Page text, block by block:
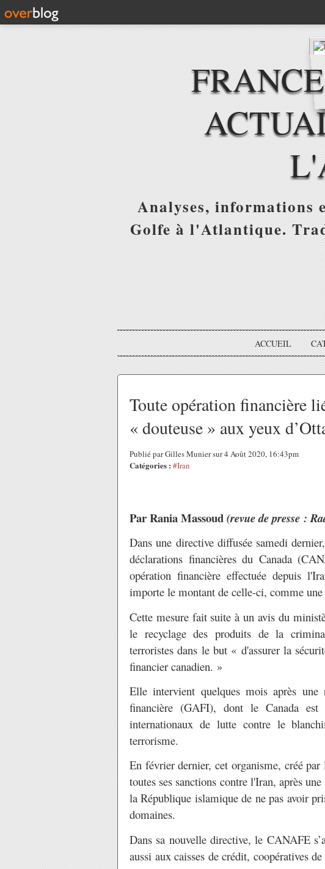
Analyses, informations
Golfe à l'Atlantique.
ACCUEIL
Toute opération financière
« douteuse » aux yeux
Publié par Gilles Munier sur 4 Août 2020, 16:43pm
Catégories : #Iran
Par Rania Massoud(revue de presse :
Dans une directive diffusée samedi
déclarations financières du Canada
opération financière effectuée depuis
importe le montant de celle-ci, comme
Cette mesure fait suite à un avis du
le recyclage des produits de la
terroristes dans le but « d'assurer la
financier canadien. »
Elle intervient quelques mois après une
financière (GAFI), dont le Canada
internationaux de lutte contre le
terrorisme.
En février dernier, cet organisme, créé
toutes ses sanctions contre l'Iran, après
la République islamique de ne pas avoir
domaines.
Dans sa nouvelle directive, le CANAFE
aussi aux caisses de crédit, coopératives